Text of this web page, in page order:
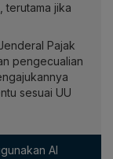
terutama jika
Pajak
pengecualian
sesuai UU
AI